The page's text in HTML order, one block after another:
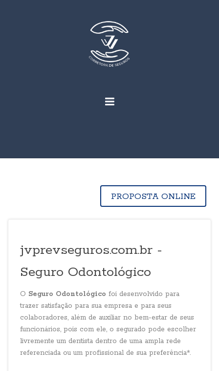
PROPOSTA ONLINE
jvprevseguros.com.br -
Seguro Odontológico
O Seguro Odontológico foi desenvolvido para
trazer satisfação para sua empresa e para seus
colaboradores, além de auxiliar no bem-estar de seus
funcionários, pois com ele, o segurado pode escolher
livremente um dentista dentro de uma ampla rede
referenciada ou um profissional de sua preferência*.